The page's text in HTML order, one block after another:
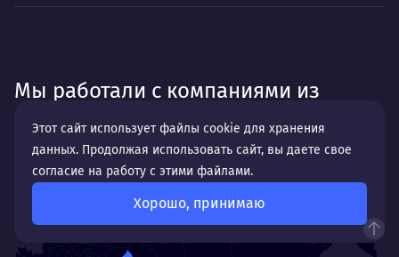
Мы работали с компаниями из
Этот сайт использует файлы cookie для хранения
данных. Продолжая использовать сайт, вы даете свое
согласие на работу с этими файлами.
Хорошо, принимаю